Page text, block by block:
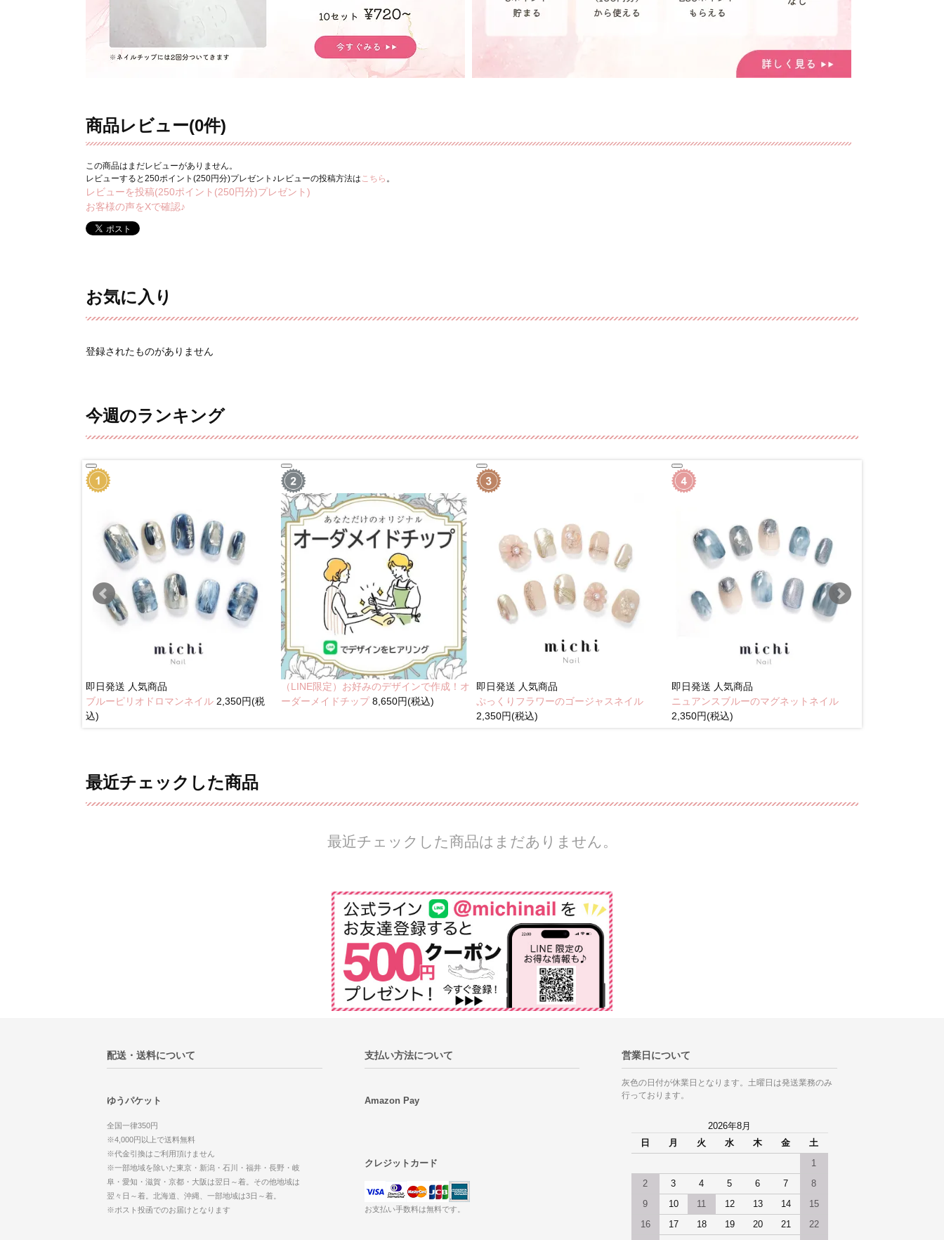
商品レビュー(0件)
この商品はまだレビューがありません。
レビューすると250ポイント(250円分)プレゼント♪レビューの投稿方法は こちら 。
レビューを投稿(250ポイント(250円分)プレゼント)
お客様の声をXで確認♪
お気に入り
登録されたものがありません
今週のランキング
即日発送 人気商品
ブルーピリオドロマンネイル 2,350円(税
込)
（LINE限定）お好みのデザインで作成！オ
ーダーメイドチップ8,650円(税込)
即日発送 人気商品
ぷっくりフラワーのゴージャスネイル
2,350円(税込)
即日発送 人気商品
ニュアンスブルーのマグネットネイル
2,350円(税込)
最近チェックした商品
最近チェックした商品はまだありません。
配送・送料について
ゆうパケット
全国一律350円
※4,000円以上で送料無料
※代金引換はご利用頂けません
※一部地域を除いた東京・新潟・石川・福井・長野・岐
阜・愛知・滋賀・京都・大阪は翌日～着。その他地域は
翌々日～着。北海道、沖縄、一部地域は3日～着。
※ポスト投函でのお届けとなります
支払い方法について
Amazon Pay
クレジットカード
お支払い手数料は無料です。
営業日について
灰色の日付が休業日となります。土曜日は発送業務のみ
行っております。
2026年8月
日
月 火 水 木 金 土
1
2 3 4 5 6 7 8
9 10 11 12 13 14 15
16 17 18 19 20 21 22